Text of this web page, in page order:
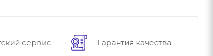
сервис Гарантия качества